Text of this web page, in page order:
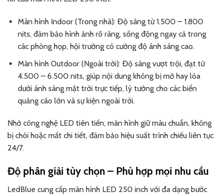
Màn hình Indoor (Trong nhà): Độ sáng từ 1.500 – 1.800
nits, đảm bảo hình ảnh rõ ràng, sống động ngay cả trong
các phòng họp, hội trường có cường độ ánh sáng cao.
Màn hình Outdoor (Ngoài trời): Độ sáng vượt trội, đạt từ
4.500 – 6.500 nits, giúp nội dung không bị mờ hay lóa
dưới ánh sáng mặt trời trực tiếp, lý tưởng cho các biển
quảng cáo lớn và sự kiện ngoài trời.
Nhờ công nghệ LED tiên tiến, màn hình giữ màu chuẩn, không
bị chói hoặc mất chi tiết, đảm bảo hiệu suất trình chiếu liên tục
24/7.
Độ phân giải tùy chọn – Phù hợp mọi nhu cầu
LedBlue cung cấp màn hình LED 250 inch với đa dạng bước